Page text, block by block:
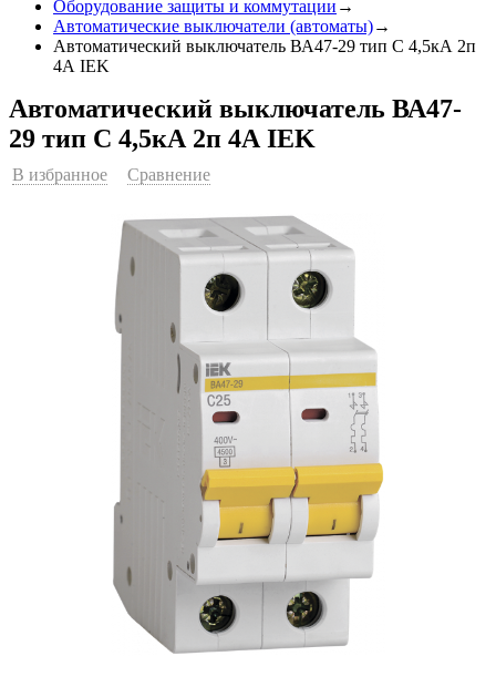
Оборудование защиты и коммутации →
Автоматические выключатели (автоматы)→
Автоматический выключатель ВА47-29 тип С 4,5кА 2п
4А IEK
Автоматический выключатель ВА47-
29 тип С 4,5кА 2п 4А IEK
В избранное Сравнение